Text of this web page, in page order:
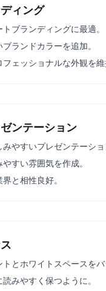
ィング
ブランディングに最適。
ランドカラーを追加。
ェッショナルな外観を維
ンテーション
やすいプレゼンテーショ
すい雰囲気を作成。
と相性良好。
とホワイトスペースをバ
みやすく保つように。